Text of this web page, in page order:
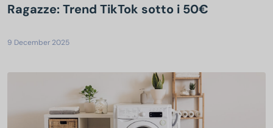
Ragazze: Trend TikTok sotto i 50€
9 December 2025